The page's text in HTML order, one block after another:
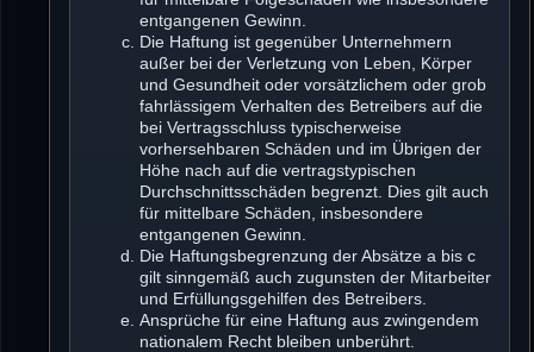
entgangenen Gewinn.
Die Haftung ist gegenüber Unternehmern
außer bei der Verletzung von Leben, Körper
und Gesundheit oder vorsätzlichem oder grob
fahrlässigem Verhalten des Betreibers auf die
bei Vertragsschluss typischerweise
vorhersehbaren Schäden und im Übrigen der
Höhe nach auf die vertragstypischen
Durchschnittsschäden begrenzt. Dies gilt auch
für mittelbare Schäden, insbesondere
entgangenen Gewinn.
Die Haftungsbegrenzung der Absätze a bis c
gilt sinngemäß auch zugunsten der Mitarbeiter
und Erfüllungsgehilfen des Betreibers.
Ansprüche für eine Haftung aus zwingendem
nationalem Recht bleiben unberührt.